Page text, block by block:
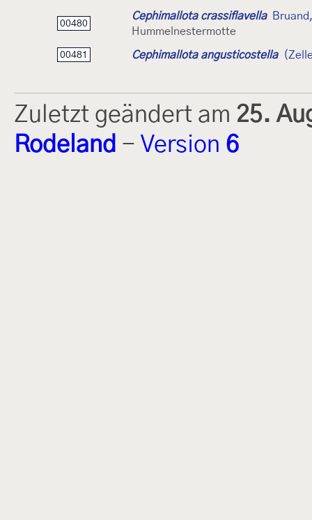
00480
Cephimallota crassiflavella
Hummelnestermotte
00481 Cephimallota angusticostella
Zuletzt geändert am 25.
Rodeland - Version 6